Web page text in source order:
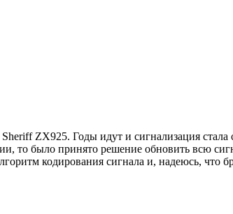
ZX925. Годы идут и сигнализация стала
то было принято решение обновить всю
кодирования сигнала и, надеюсь, что